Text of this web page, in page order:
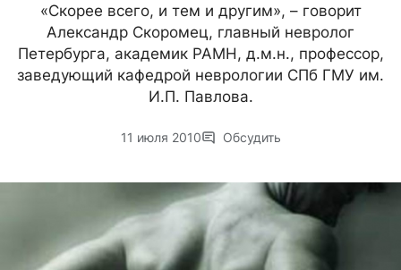
«Скорее всего, и тем и другим», – говорит
Александр Скоромец, главный невролог
Петербурга, академик РАМН, д.м.н., профессор,
заведующий кафедрой неврологии СПб ГМУ им.
И.П. Павлова.
11 июля 2010 Обсудить